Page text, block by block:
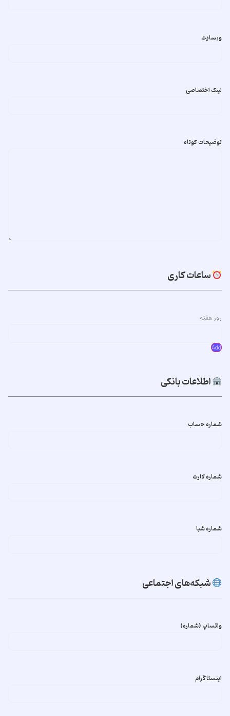
وبسایت
لینک اختصاصی
توضیحات کوتاه
ساعات کاری
روز هفته
Add
اطلاعات بانکی
شماره حساب
شماره کارت
شماره شبا
شبکه‌های اجتماعی
واتساپ (شماره)
اینستاگرام